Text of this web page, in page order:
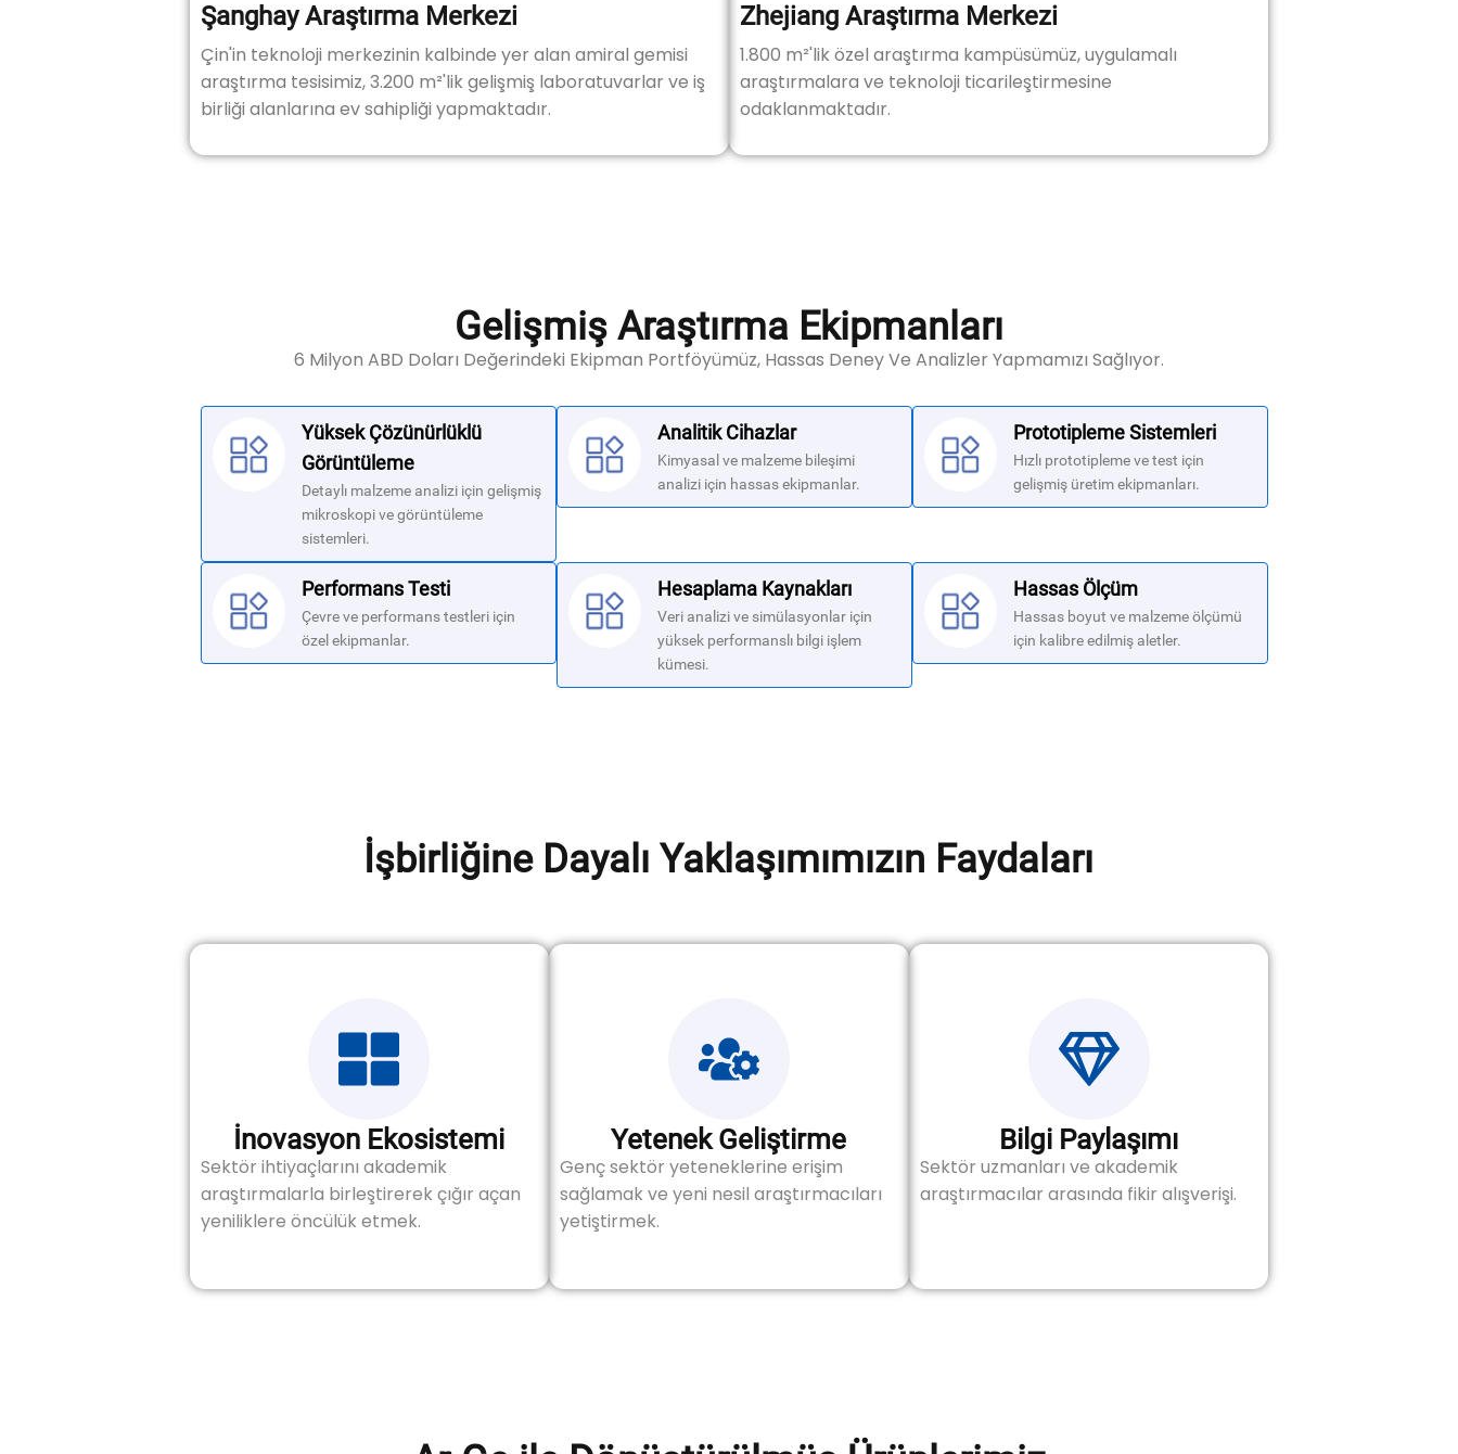
Şanghay Araştırma Merkezi
Çin'in teknoloji merkezinin kalbinde yer alan amiral gemisi
araştırma tesisimiz, 3.200 m²'lik gelişmiş laboratuvarlar ve iş
birliği alanlarına ev sahipliği yapmaktadır.
Zhejiang Araştırma Merkezi
1.800 m²'lik özel araştırma kampüsümüz, uygulamalı
araştırmalara ve teknoloji ticarileştirmesine
odaklanmaktadır.
Gelişmiş Araştırma Ekipmanları
6 Milyon ABD Doları Değerindeki Ekipman Portföyümüz, Hassas Deney Ve Analizler Yapmamızı Sağlıyor.
Yüksek Çözünürlüklü
Görüntüleme
Detaylı malzeme analizi için gelişmiş
mikroskopi ve görüntüleme
sistemleri.
Analitik Cihazlar
Kimyasal ve malzeme bileşimi
analizi için hassas ekipmanlar.
Prototipleme Sistemleri
Hızlı prototipleme ve test için
gelişmiş üretim ekipmanları.
Performans Testi
Çevre ve performans testleri için
özel ekipmanlar.
Hesaplama Kaynakları
Veri analizi ve simülasyonlar için
yüksek performanslı bilgi işlem
kümesi.
Hassas Ölçüm
Hassas boyut ve malzeme ölçümü
için kalibre edilmiş aletler.
İşbirliğine Dayalı Yaklaşımımızın Faydaları
İnovasyon Ekosistemi
Sektör ihtiyaçlarını akademik
araştırmalarla birleştirerek çığır açan
yeniliklere öncülük etmek.
Yetenek Geliştirme
Genç sektör yeteneklerine erişim
sağlamak ve yeni nesil araştırmacıları
yetiştirmek.
Bilgi Paylaşımı
Sektör uzmanları ve akademik
araştırmacılar arasında fikir alışverişi.